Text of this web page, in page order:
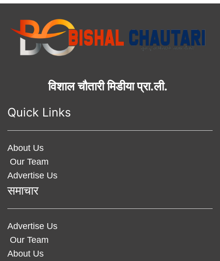
विशाल चौतारी मिडीया प्रा.ली.
Quick Links
About Us
Our Team
Advertise Us
समाचार
Advertise Us
Our Team
About Us